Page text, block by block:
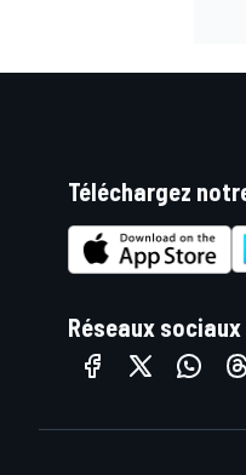
Téléchargez
Réseaux sociaux